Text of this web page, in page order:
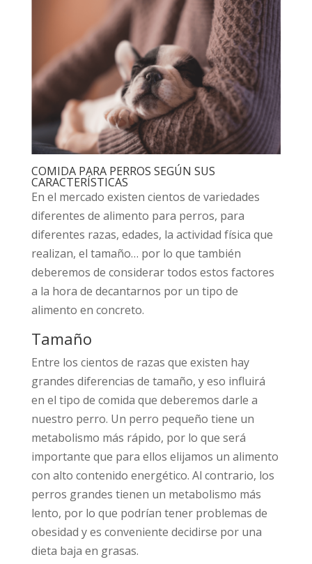
COMIDA PARA PERROS SEGÚN SUS
CARACTERÍSTICAS
En el mercado existen cientos de variedades
diferentes de alimento para perros, para
diferentes razas, edades, la actividad física que
realizan, el tamaño… por lo que también
deberemos de considerar todos estos factores
a la hora de decantarnos por un tipo de
alimento en concreto.
Tamaño
Entre los cientos de razas que existen hay
grandes diferencias de tamaño, y eso influirá
en el tipo de comida que deberemos darle a
nuestro perro. Un perro pequeño tiene un
metabolismo más rápido, por lo que será
importante que para ellos elijamos un alimento
con alto contenido energético. Al contrario, los
perros grandes tienen un metabolismo más
lento, por lo que podrían tener problemas de
obesidad y es conveniente decidirse por una
dieta baja en grasas.